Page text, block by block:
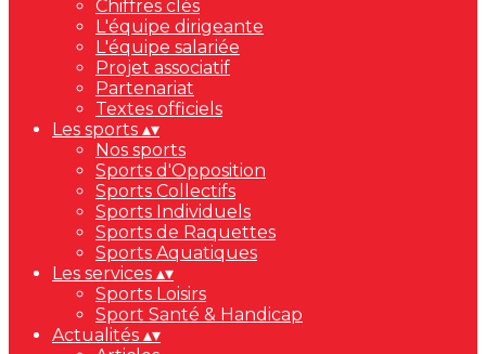
Chiffres clés
L'équipe dirigeante
L'équipe salariée
Projet associatif
Partenariat
Textes officiels
Les sports ▴▾
Nos sports
Sports d'Opposition
Sports Collectifs
Sports Individuels
Sports de Raquettes
Sports Aquatiques
Les services ▴▾
Sports Loisirs
Sport Santé & Handicap
Actualités ▴▾